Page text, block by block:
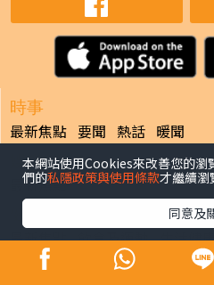
時事
最新焦點 要聞 熱話 暖聞
娛樂
最新焦點
最新焦點 飲食及運動 生活健
心臟健康
腸胃保健 兒科百問
本網站使用Cookies來改善您的瀏
們的私隱政策與使用條款才繼續瀏
同意及